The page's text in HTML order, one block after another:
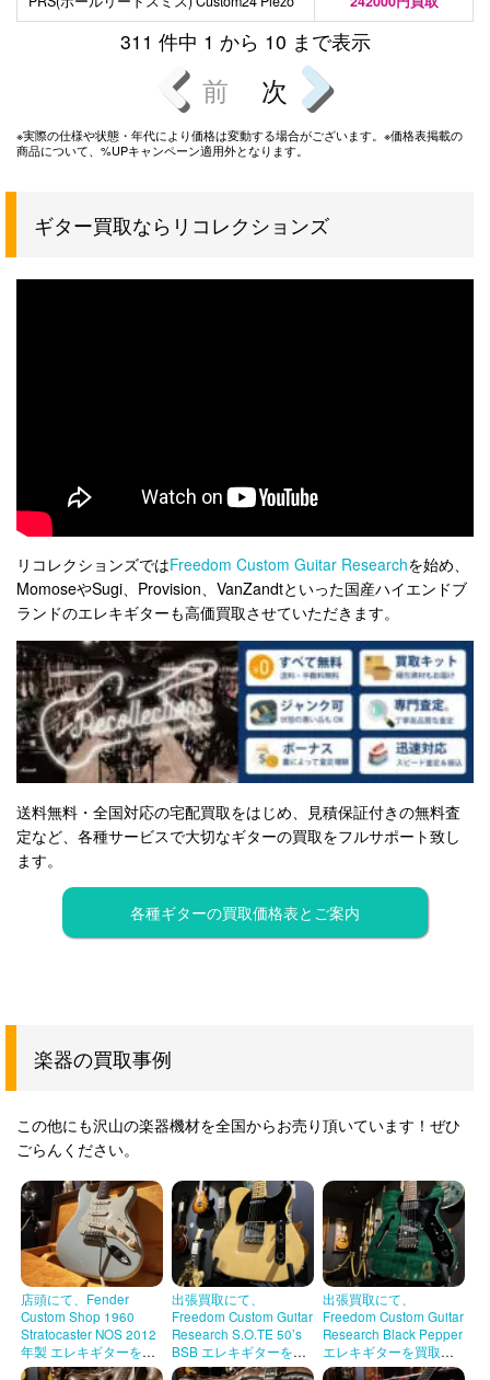
311 件中 1 から 10 まで表示
前 次
※実際の仕様や状態・年代により価格は変動する場合がございます。※価格表掲載の
商品について、%UPキャンペーン適用外となります。
ギター買取ならリコレクションズ
リコレクションズではFreedom Custom Guitar Researchを始め、
MomoseやSugi、Provision、VanZandtといった国産ハイエンドブ
ランドのエレキギターも高価買取させていただきます。
送料無料・全国対応の宅配買取をはじめ、見積保証付きの無料査
定など、各種サービスで大切なギターの買取をフルサポート致し
ます。
各種ギターの買取価格表とご案内
楽器の買取事例
この他にも沢山の楽器機材を全国からお売り頂いています！ぜひ
ごらんください。
店頭にて、Fender
Custom Shop 1960
Stratocaster NOS 2012
年製 エレキギターを買
取させて頂きました！
出張買取にて、
Freedom Custom Guitar
Research S.O.TE 50’s
BSB エレキギターを買
取させて頂きました！
出張買取にて、
Freedom Custom Guitar
Research Black Pepper
エレキギターを買取さ
せて頂きました！